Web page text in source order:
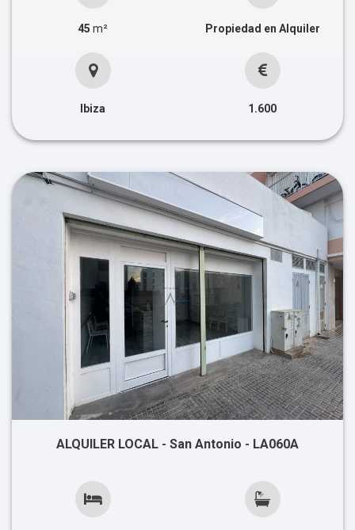
45 m² Propiedad en Alquiler
Ibiza 1.600
ALQUILER LOCAL - San Antonio - LA060A